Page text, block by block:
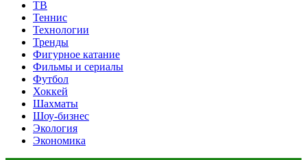
ТВ
Теннис
Технологии
Тренды
Фигурное катание
Фильмы и сериалы
Футбол
Хоккей
Шахматы
Шоу-бизнес
Экология
Экономика